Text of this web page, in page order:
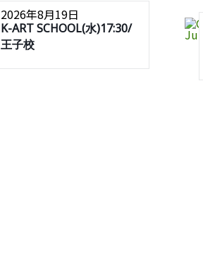
2026年8月19日
K-ART SCHOOL(水)17:30/
王子校